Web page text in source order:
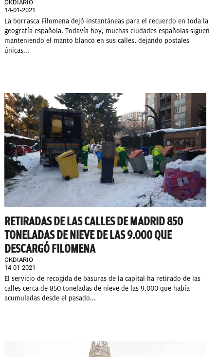
OKDIARIO
14-01-2021
La borrasca Filomena dejó instantáneas para el recuerdo en toda la
geografía española. Todavía hoy, muchas ciudades españolas siguen
manteniendo el manto blanco en sus calles, dejando postales
únicas...
RETIRADAS DE LAS CALLES DE MADRID 850
TONELADAS DE NIEVE DE LAS 9.000 QUE
DESCARGÓ FILOMENA
OKDIARIO
14-01-2021
El servicio de recogida de basuras de la capital ha retirado de las
calles cerca de 850 toneladas de nieve de las 9.000 que había
acumuladas desde el pasado...